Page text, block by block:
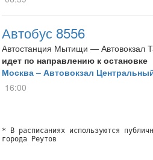
Автобус 8556
Автостанция Мытищи — Автовокзал
идет по направлению к остановке
Москва – Автовокзал
16:00
* В расписаниях используются
города Реутов